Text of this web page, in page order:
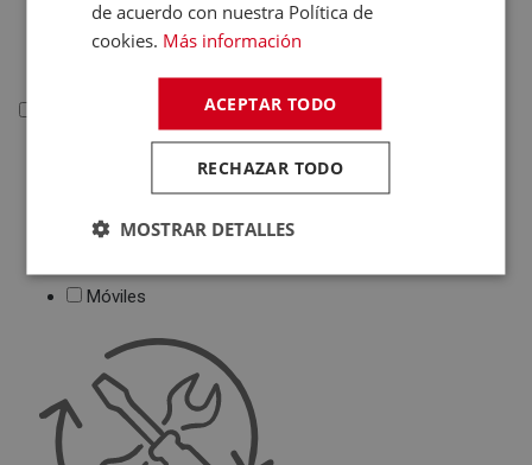
Deportivas
Juguetes
Teléfonos Fijos
Accesorios Telefonía
Móviles
de acuerdo con nuestra Política de
cookies. Más información
ACEPTAR TODO
RECHAZAR TODO
MOSTRAR DETALLES